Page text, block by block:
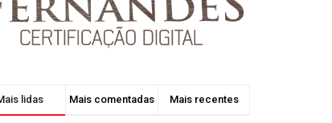
lidas Mais comentadas Mais recentes